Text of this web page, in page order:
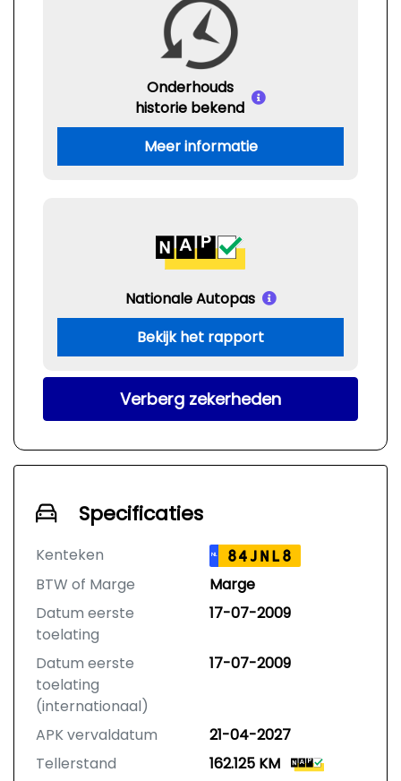
Onderhouds
historie bekend
Meer informatie
Nationale Autopas
Bekijk het rapport
Verberg zekerheden
Specificaties
Kenteken NL 84JNL8
BTW of Marge
Marge
Datum eerste
toelating
17-07-2009
Datum eerste
toelating
(internationaal)
17-07-2009
APK vervaldatum
21-04-2027
Tellerstand
162.125 KM